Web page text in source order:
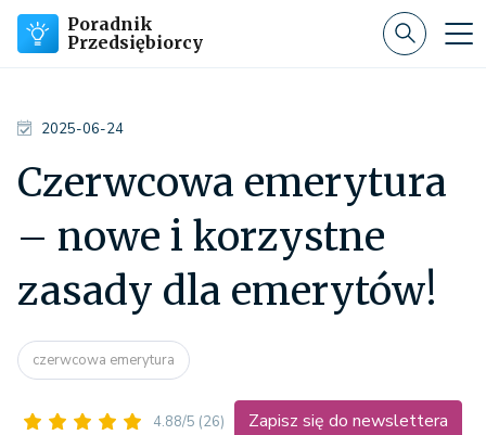
Poradnik
Przedsiębiorcy
2025-06-24
Czerwcowa emerytura
– nowe i korzystne
zasady dla emerytów!
czerwcowa emerytura
4.88/5 (26) Zapisz się do newslettera